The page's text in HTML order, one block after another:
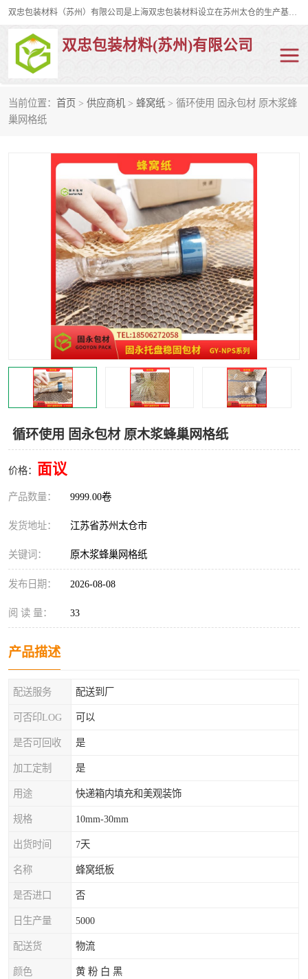
双忠包装材料（苏州）有限公司是上海双忠包装材料设立在苏州太仓的生产基地，占地约2万平米，产品主要有打孔缠绕膜，拉伸蜂窝纸，集装箱充气袋，滑托板，打包带，裹包网兜，防滑纸等箱体和托盘的运输和保护性包材。固永包材®，GooYon Pack®，是我们保护性包装材料的专属品牌。
双忠包装材料(苏州)有限公司
当前位置： 首页 > 供应商机 > 蜂窝纸 > 循环使用 固永包材 原木浆蜂
巢网格纸
循环使用 固永包材 原木浆蜂巢网格纸
价格： 面议
产品数量： 9999.00卷
发货地址： 江苏省苏州太仓市
关键词： 原木浆蜂巢网格纸
发布日期： 2026-08-08
阅 读 量： 33
产品描述
配送服务 配送到厂
可否印LOG 可以
是否可回收 是
加工定制 是
用途 快递箱内填充和美观装饰
规格 10mm-30mm
出货时间 7天
名称 蜂窝纸板
是否进口 否
日生产量 5000
配送货 物流
颜色 黄 粉 白 黑
打孔缠绕膜
裹包网兜 纤维打包带
充气袋
缠绕膜
托盘裹包网兜
托盘捆绑带